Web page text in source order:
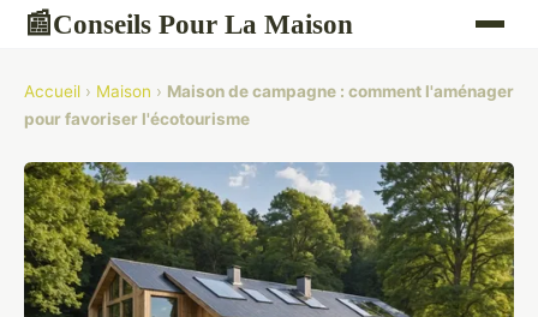
📰Conseils Pour La Maison
Accueil › Maison › Maison de campagne : comment l'aménager
pour favoriser l'écotourisme